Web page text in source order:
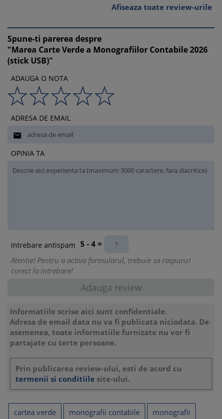
Afiseaza toate review-urile
Spune-ti parerea despre
"Marea Carte Verde a Monografiilor Contabile 2026
(stick USB)"
ADAUGA O NOTA
ADRESA DE EMAIL

OPINIA TA
Intrebare antispam 5 - 4 =
Atentie! Pentru a activa formularul, trebuie sa raspunzi
corect la intrebare!
Informatiile scrise aici sunt confidentiale.
Adresa de email data nu va fi publicata niciodata. De
asemenea, toate informatiile furnizate nu vor fi
partajate cu terte persoane.
Prin publicarea review-ului, esti de acord cu
termenii si conditiile site-ului.
cartea verde monografii contabile monografii